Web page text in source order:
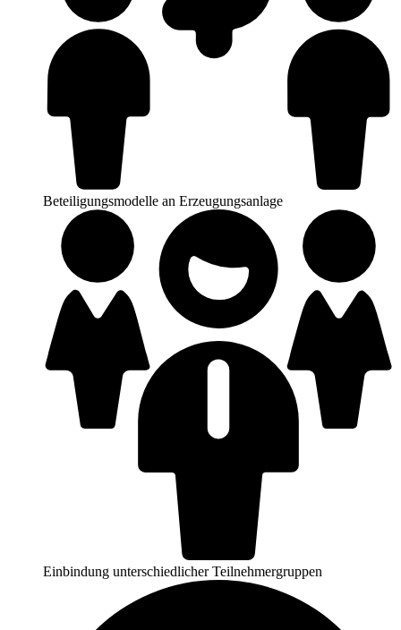
Beteiligungsmodelle an Erzeugungsanlage
Einbindung unterschiedlicher Teilnehmergruppen